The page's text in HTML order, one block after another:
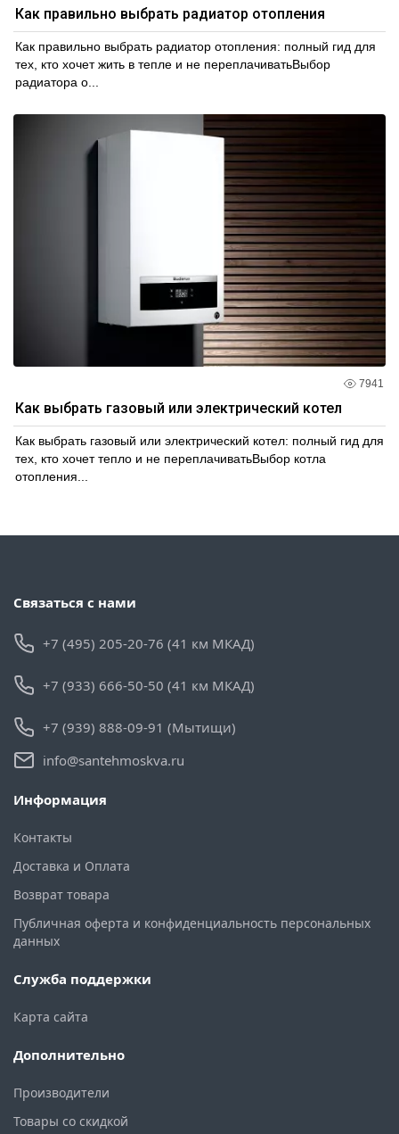
Как правильно выбрать радиатор отопления
Как правильно выбрать радиатор отопления: полный гид для
тех, кто хочет жить в тепле и не переплачиватьВыбор
радиатора о...
7941
Как выбрать газовый или электрический котел
Как выбрать газовый или электрический котел: полный гид для
тех, кто хочет тепло и не переплачиватьВыбор котла
отопления...
Связаться с нами
+7 (495) 205-20-76 (41 км МКАД)
+7 (933) 666-50-50 (41 км МКАД)
+7 (939) 888-09-91 (Мытищи)
info@santehmoskva.ru
Информация
Контакты
Доставка и Оплата
Возврат товара
Публичная оферта и конфиденциальность персональных
данных
Служба поддержки
Карта сайта
Дополнительно
Производители
Товары со скидкой